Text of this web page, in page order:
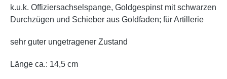
k.u.k. Offiziersachselspange, Goldgespinst mit schwarzen
Durchzügen und Schieber aus Goldfaden; für Artillerie
sehr guter ungetragener Zustand
Länge ca.: 14,5 cm